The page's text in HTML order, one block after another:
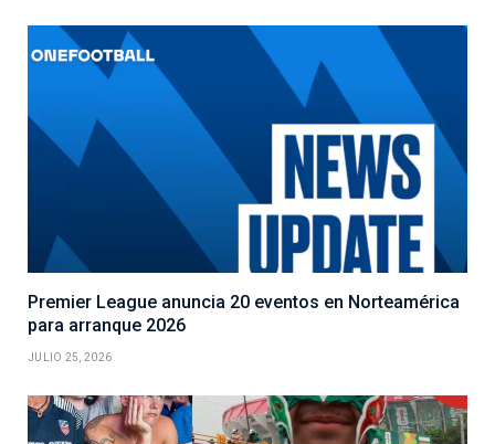
Premier League anuncia 20 eventos en Norteamérica
para arranque 2026
JULIO 25, 2026